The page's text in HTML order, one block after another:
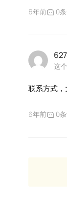
6年前 0
这
联系方式，
6年前 0